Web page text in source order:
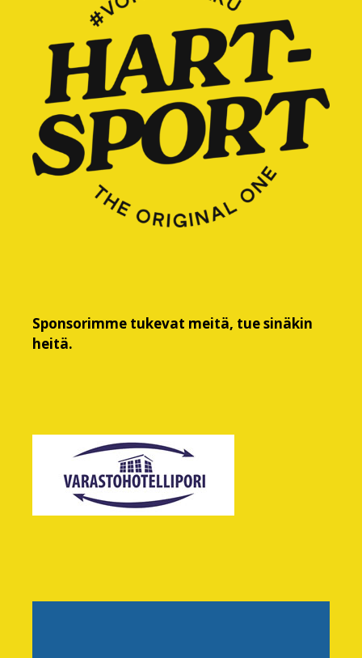
Sponsorimme tukevat meitä, tue sinäkin
heitä.